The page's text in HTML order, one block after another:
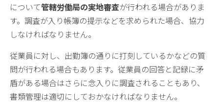
について管轄労働局の実地審査が行われる場合がありま
す。調査が入り帳簿の提示などを求められた場合、協力
しなければなりません。
従業員に対し、出勤簿の通りに打刻しているかなどの質
問が行われる場合もあります。従業員の回答と記録に矛
盾がある場合はさらに念入りに調査されることもあり、
書類管理は適切にしておかなければなりません。